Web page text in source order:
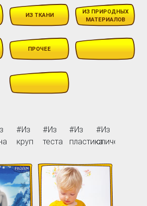
ИЗ ТКАНИ
ИЗ ПРИРОДНЫХ
МАТЕРИАЛОВ
ПРОЧЕЕ
#Из
круп
#Из
теста
#Из
пластика
#Из
спичек